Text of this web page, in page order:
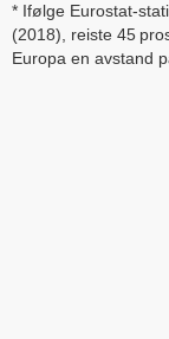
* Ifølge Eurostat-
(2018), reiste 45
Europa en avstand